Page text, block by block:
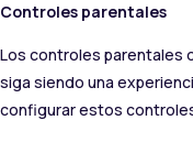
Controles parentales
Los controles parentales
siga siendo una
configurar estos